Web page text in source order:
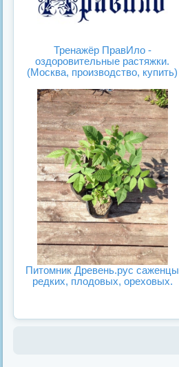
Тренажёр ПравИло -
оздоровительные растяжки.
(Москва, производство, купить)
Питомник Древень.рус саженцы
редких, плодовых, ореховых.